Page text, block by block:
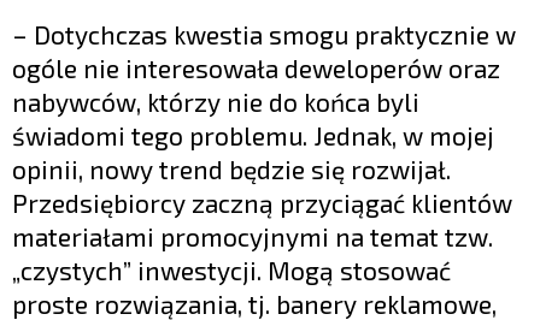
– Dotychczas kwestia smogu praktycznie w
ogóle nie interesowała deweloperów oraz
nabywców, którzy nie do końca byli
świadomi tego problemu. Jednak, w mojej
opinii, nowy trend będzie się rozwijał.
Przedsiębiorcy zaczną przyciągać klientów
materiałami promocyjnymi na temat tzw.
„czystych” inwestycji. Mogą stosować
proste rozwiązania, tj. banery reklamowe,